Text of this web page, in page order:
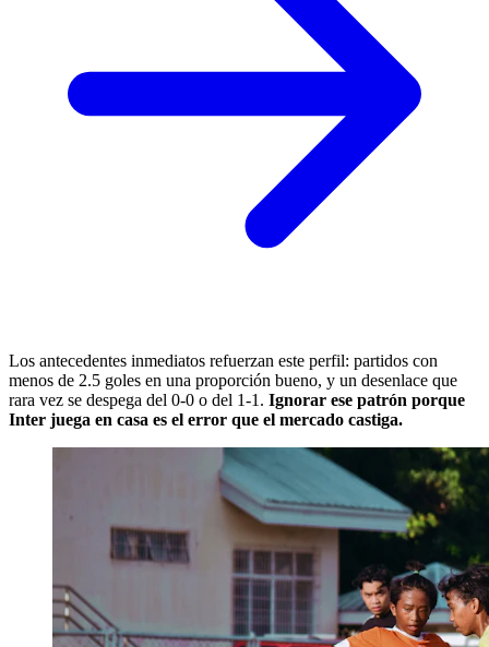
Los antecedentes inmediatos refuerzan este perfil: partidos con
menos de 2.5 goles en una proporción bueno, y un desenlace que
rara vez se despega del 0-0 o del 1-1. Ignorar ese patrón porque
Inter juega en casa es el error que el mercado castiga.